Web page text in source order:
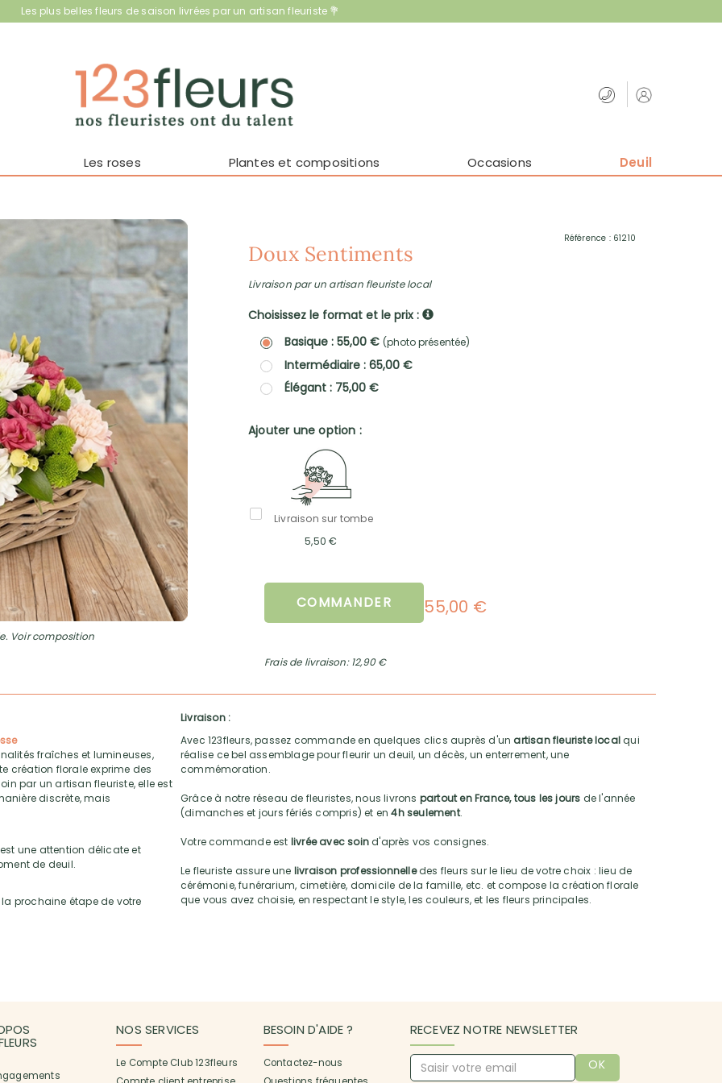
Les plus belles fleurs de saison livrées par un artisan fleuriste 💐
Les roses Plantes et compositions Occasions Deuil
Voir composition
Référence : 61210
Doux Sentiments
Livraison par un artisan fleuriste local
Choisissez le format et le prix :
Basique : 55,00 € (photo présentée)
Intermédiaire : 65,00 €
Élégant : 75,00 €
Ajouter une option :
Livraison sur tombe
5,50 €
COMMANDER 55,00 €
Frais de livraison: 12,90 €
fraîches et lumineuses,
création florale exprime des
par un artisan fleuriste, elle est
discrète, mais
une attention délicate et
de deuil.
prochaine étape de votre
Livraison :
Avec 123fleurs, passez commande en quelques clics auprès d'un artisan fleuriste localqui
réalise ce bel assemblage pour fleurir un deuil, un décès, un enterrement, une
commémoration.
Grâce à notre réseau de fleuristes, nous livrons partout en France, tous les jours de l'année
(dimanches et jours fériés compris) et en4h seulement.
Votre commande est livrée avec soind'après vos consignes.
Le fleuriste assure une livraison professionnelledes fleurs sur le lieu de votre choix : lieu de
cérémonie, funérarium, cimetière, domicile de la famille, etc. et compose la création florale
que vous avez choisie, en respectant le style, les couleurs, et les fleurs principales.
NOS SERVICES
Le Compte Club 123fleurs
BESOIN D'AIDE ?
Contactez-nous
RECEVEZ NOTRE NEWSLETTER
OK